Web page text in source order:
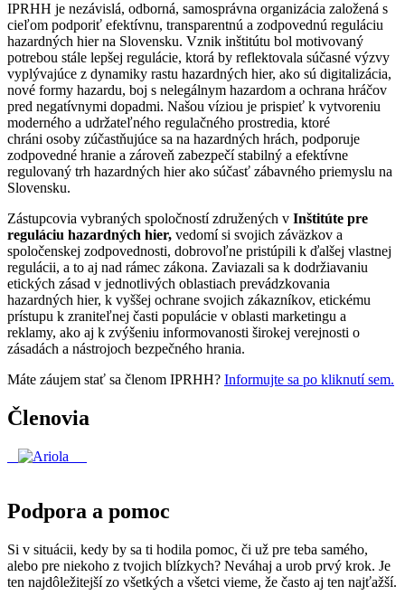
IPRHH je nezávislá, odborná, samosprávna organizácia založená s
cieľom podporiť efektívnu, transparentnú a zodpovednú reguláciu
hazardných hier na Slovensku. Vznik inštitútu bol motivovaný
potrebou stále lepšej regulácie, ktorá by reflektovala súčasné výzvy
vyplývajúce z dynamiky rastu hazardných hier, ako sú digitalizácia,
nové formy hazardu, boj s nelegálnym hazardom a ochrana hráčov
pred negatívnymi dopadmi. Našou víziou je prispieť k vytvoreniu
moderného a udržateľného regulačného prostredia, ktoré
chráni osoby zúčastňujúce sa na hazardných hrách, podporuje
zodpovedné hranie a zároveň zabezpečí stabilný a efektívne
regulovaný trh hazardných hier ako súčasť zábavného priemyslu na
Slovensku.
Zástupcovia vybraných spoločností združených v Inštitúte pre
reguláciu hazardných hier, vedomí si svojich záväzkov a
spoločenskej zodpovednosti, dobrovoľne pristúpili k ďalšej vlastnej
regulácii, a to aj nad rámec zákona. Zaviazali sa k dodržiavaniu
etických zásad v jednotlivých oblastiach prevádzkovania
hazardných hier, k vyššej ochrane svojich zákazníkov, etickému
prístupu k zraniteľnej časti populácie v oblasti marketingu a
reklamy, ako aj k zvýšeniu informovanosti širokej verejnosti o
zásadách a nástrojoch bezpečného hrania.
Máte záujem stať sa členom IPRHH? Informujte sa po kliknutí sem.
Členovia
Podpora a pomoc
Si v situácii, kedy by sa ti hodila pomoc, či už pre teba samého,
alebo pre niekoho z tvojich blízkych? Neváhaj a urob prvý krok. Je
ten najdôležitejší zo všetkých a všetci vieme, že často aj ten najťažší.